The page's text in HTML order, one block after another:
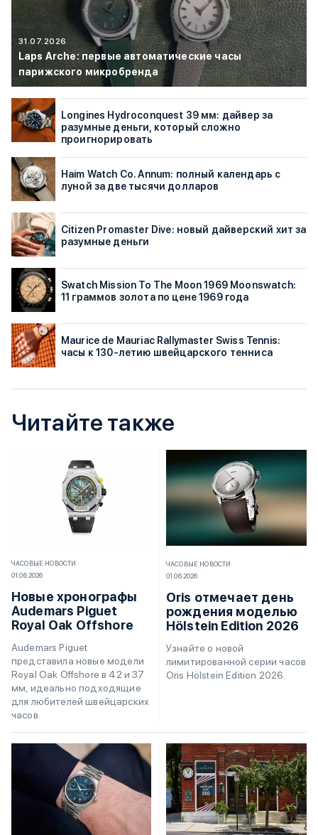
31.07.2026
Laps Arche: первые автоматические часы
парижского микробренда
Longines Hydroconquest 39 мм: дайвер за
разумные деньги, который сложно
проигнорировать
Haim Watch Co. Annum: полный календарь с
луной за две тысячи долларов
Citizen Promaster Dive: новый дайверский хит за
разумные деньги
Swatch Mission To The Moon 1969 Moonswatch:
11 граммов золота по цене 1969 года
Maurice de Mauriac Rallymaster Swiss Tennis:
часы к 130-летию швейцарского тенниса
Читайте также
ЧАСОВЫЕ НОВОСТИ
01.06.2026
Новые хронографы
Audemars Piguet
Royal Oak Offshore
Audemars Piguet
представила новые модели
Royal Oak Offshore в 42 и 37
мм, идеально подходящие
для любителей швейцарских
часов.
ЧАСОВЫЕ НОВОСТИ
01.06.2026
Oris отмечает день
рождения моделью
Hölstein Edition 2026
Узнайте о новой
лимитированной серии часов
Oris Hölstein Edition 2026.